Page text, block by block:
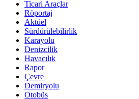
Ticari Araçlar
Röportaj
Aktüel
Sürdürülebilirlik
Karayolu
Denizcilik
Havacılık
Rapor
Çevre
Demiryolu
Otobüs